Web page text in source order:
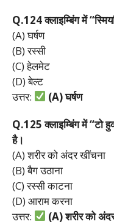
Q.124क्लाइम्बिंगमें “
(A) घर्षण
(B) रस्सी
(C) हेलमेट
(D) बेल्ट
उत्तर:
(A)घर्षण
Q.125क्लाइम्बिंगमें “टो
है।
(A) शरीर को अंदर खींचना
(B) बैग उठाना
(C) रस्सी काटना
(D) आराम करना
उत्तर:
(A)शरीरको